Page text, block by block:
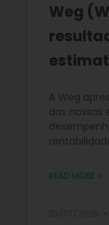
Weg
A Weg
das
READ MORE »